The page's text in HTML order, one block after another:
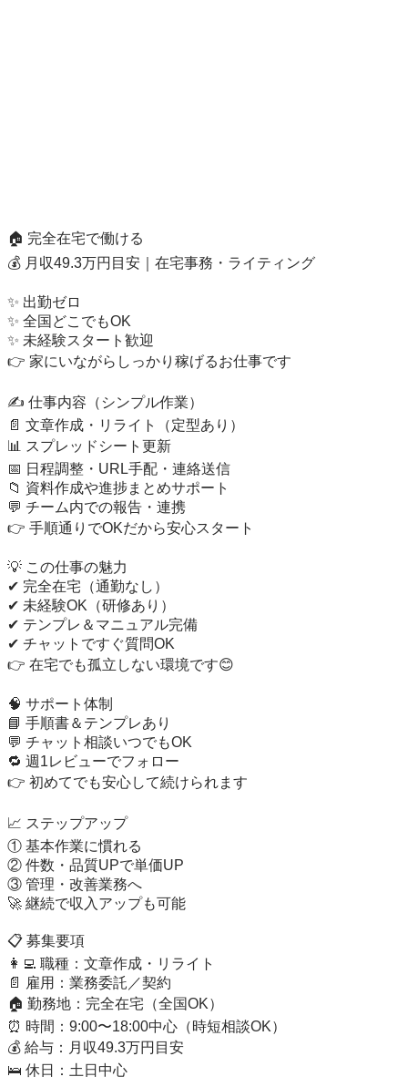
🏠 完全在宅で働ける
💰 月収49.3万円目安｜在宅事務・ライティング
✨ 出勤ゼロ
✨ 全国どこでもOK
✨ 未経験スタート歓迎
👉 家にいながらしっかり稼げるお仕事です
✍️ 仕事内容（シンプル作業）
📄 文章作成・リライト（定型あり）
📊 スプレッドシート更新
📅 日程調整・URL手配・連絡送信
📁 資料作成や進捗まとめサポート
💬 チーム内での報告・連携
👉 手順通りでOKだから安心スタート
💡 この仕事の魅力
✔ 完全在宅（通勤なし）
✔ 未経験OK（研修あり）
✔ テンプレ＆マニュアル完備
✔ チャットですぐ質問OK
👉 在宅でも孤立しない環境です😊
🧠 サポート体制
📘 手順書＆テンプレあり
💬 チャット相談いつでもOK
🔁 週1レビューでフォロー
👉 初めてでも安心して続けられます
📈 ステップアップ
① 基本作業に慣れる
② 件数・品質UPで単価UP
③ 管理・改善業務へ
🚀 継続で収入アップも可能
📋 募集要項
👩‍💻 職種：文章作成・リライト
📄 雇用：業務委託／契約
🏠 勤務地：完全在宅（全国OK）
⏰ 時間：9:00〜18:00中心（時短相談OK）
💰 給与：月収49.3万円目安
🛌 休日：土日中心